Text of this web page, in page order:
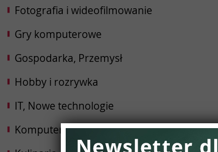
Fotografia i wideofilmowanie
Gry komputerowe
Gospodarka, Przemysł
Hobby i rozrywka
IT, Nowe technologie
Komputery, Internet, Elektronika